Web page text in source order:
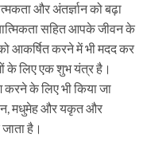
और अंतर्ज्ञान को बढ़ा
सहित आपके जीवन के
आकर्षित करने में भी मदद कर
के लिए एक शुभ यंत्र है।
के लिए भी किया जा
मधुमेह और यकृत और
है।